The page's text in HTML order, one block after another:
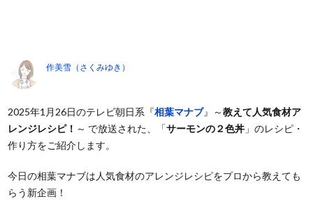
作美雪（さくみゆき）
2025年1月26日のテレビ朝日系『相葉マナブ』～教えて人気食材ア
レンジレシピ！ ～ で放送された、「サーモンの２色丼 」のレシピ・
作り方をご紹介します。
今日の相葉マナブは人気食材のアレンジレシピをプロから教えても
らう新企画！